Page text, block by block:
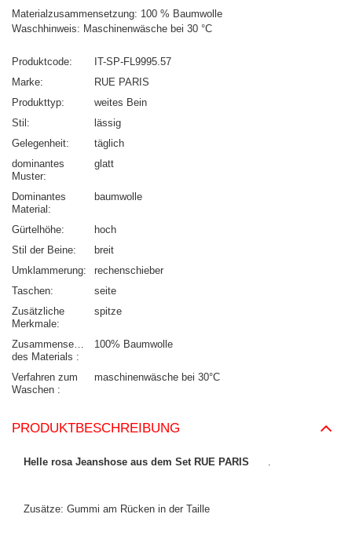
Materialzusammensetzung: 100 % Baumwolle
Waschhinweis: Maschinenwäsche bei 30 °C
Produktcode
IT-SP-FL9995.57
Marke
RUE PARIS
Produkttyp
weites Bein
Stil
lässig
Gelegenheit
täglich
dominantes
Muster
glatt
Dominantes
Material
baumwolle
Gürtelhöhe
hoch
Stil der Beine
breit
Umklammerung
rechenschieber
Taschen
seite
Zusätzliche
Merkmale
spitze
Zusammensetzung
des Materials
100% Baumwolle
Verfahren zum
Waschen
maschinenwäsche bei 30°C
PRODUKTBESCHREIBUNG
Helle rosa Jeanshose aus dem Set RUE PARIS
Zusätze: Gummi am Rücken in der Taille